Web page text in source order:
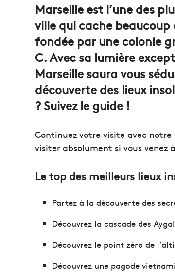
Marseille est l’une des
ville qui cache beaucoup
fondée par une colonie
C. Avec sa lumière
Marseille saura vous
découverte des lieux
? Suivez le guide !
Continuez votre visite avec
visiter absolument si vous venez
Le top des meilleurs lieux
Partez à la découverte des
Découvrez la cascade des
Découvrez le point zéro de
Découvrez une pagode